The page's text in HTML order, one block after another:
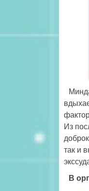
Из
так и
В